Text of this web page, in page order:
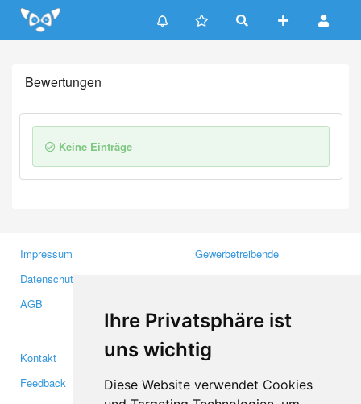
Ihre Privatsphäre ist
uns wichtig
Diese Website verwendet Cookies
Update cookies preferences
Bewertungen
Keine Einträge
Impressum
Datenschutzerklärung
AGB
Gewerbetreibende
Medien
Kontakt
Feedback
Facebook
Twitter